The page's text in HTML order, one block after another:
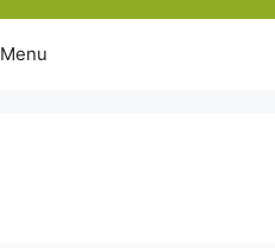
Menu